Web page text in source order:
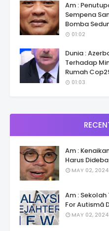
Am :
Sempena
Bomba
01:02
Dunia :
Terhadap
Rumah
01:03
Am :
Harus
MAY 02, 2024
Am : Sekolah
For
MAY 02, 2024